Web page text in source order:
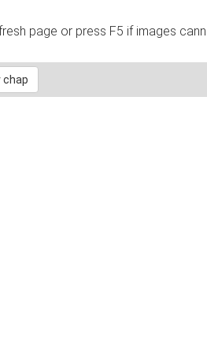
page or press F5 if images
chap